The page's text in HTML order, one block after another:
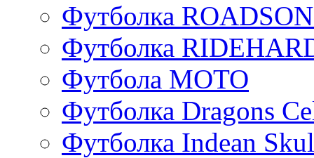
Футболка
Футболка
Футбола МОТО
Футболка Dragons
Футболка Indean